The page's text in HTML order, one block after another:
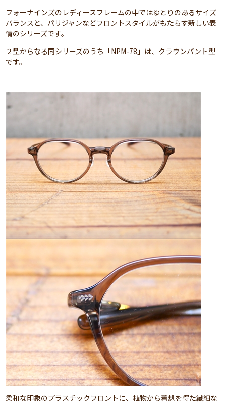
フォーナインズのレディースフレームの中ではゆとりのあるサイズ
バランスと、パリジャンなどフロントスタイルがもたらす新しい表
情のシリーズです。
２型からなる同シリーズのうち「NPM-78」は、クラウンパント型
です。
柔和な印象のプラスチックフロントに、植物から着想を得た繊細な